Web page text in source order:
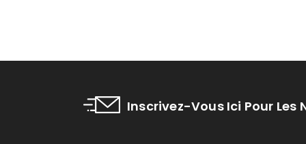
Inscrivez-Vous Ici Pour Les